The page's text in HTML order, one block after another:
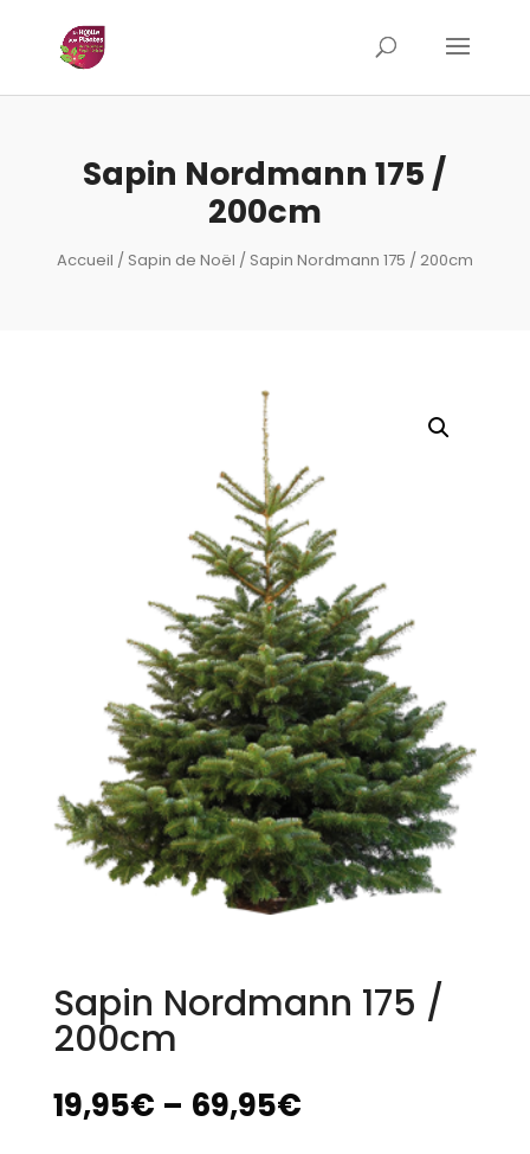
Sapin Nordmann 175 /
200cm
Accueil / Sapin de Noël / Sapin Nordmann 175 / 200cm
Sapin Nordmann 175 /
200cm
19,95€ – 69,95€